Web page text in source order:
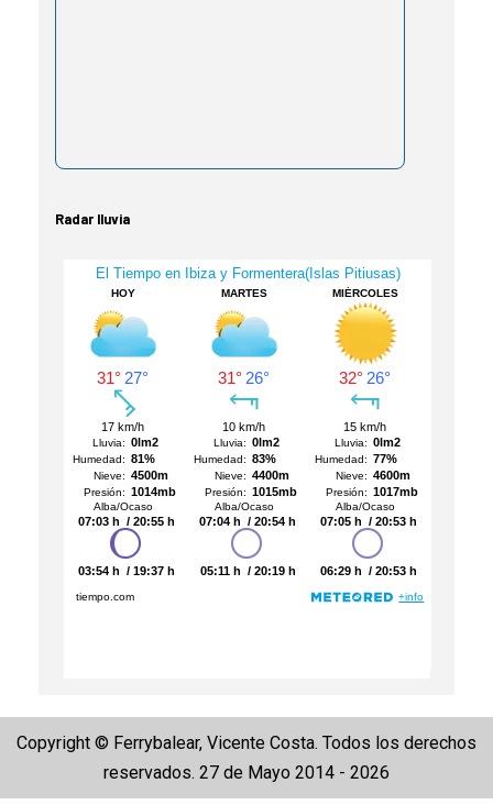
Radar lluvia
Copyright © Ferrybalear, Vicente Costa. Todos los derechos
reservados. 27 de Mayo 2014 - 2026